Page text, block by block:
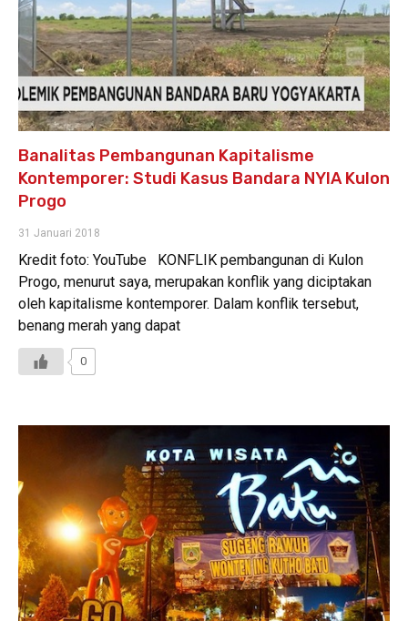
Banalitas Pembangunan Kapitalisme
Kontemporer: Studi Kasus Bandara NYIA Kulon
Progo
31 Januari 2018
Kredit foto: YouTube KONFLIK pembangunan di Kulon
Progo, menurut saya, merupakan konflik yang diciptakan
oleh kapitalisme kontemporer. Dalam konflik tersebut,
benang merah yang dapat
0